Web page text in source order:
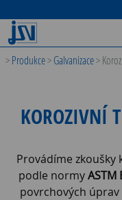
>Produkce>Galvanizace>
KOROZIVNÍ
Provádíme
podle normyASTM
povrchových